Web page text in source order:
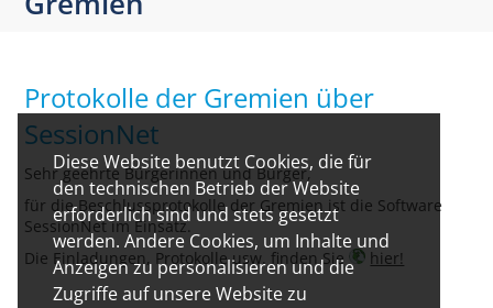
Diese Website benutzt Cookies, die für
den technischen Betrieb der Website
erforderlich sind und stets gesetzt
werden. Andere Cookies, um Inhalte und
Anzeigen zu personalisieren und die
Zugriffe auf unsere Website zu
Protokolle der Gremien über
SessionNet
Sehr geehrte Bürgerinnen und Bürger,
für die Beschlussprotokolle der Gremien ist die Software
SessionNet im Einsatz.
Die Einladungen, Protokolle usw. finden Sie
hier!